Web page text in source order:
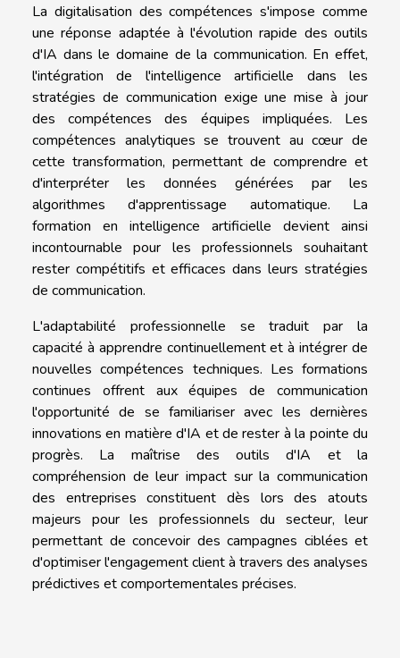
La digitalisation des compétences s'impose comme
une réponse adaptée à l'évolution rapide des outils
d'IA dans le domaine de la communication. En effet,
l'intégration de l'intelligence artificielle dans les
stratégies de communication exige une mise à jour
des compétences des équipes impliquées. Les
compétences analytiques se trouvent au cœur de
cette transformation, permettant de comprendre et
d'interpréter les données générées par les
algorithmes d'apprentissage automatique. La
formation en intelligence artificielle devient ainsi
incontournable pour les professionnels souhaitant
rester compétitifs et efficaces dans leurs stratégies
de communication.
L'adaptabilité professionnelle se traduit par la
capacité à apprendre continuellement et à intégrer de
nouvelles compétences techniques. Les formations
continues offrent aux équipes de communication
l'opportunité de se familiariser avec les dernières
innovations en matière d'IA et de rester à la pointe du
progrès. La maîtrise des outils d'IA et la
compréhension de leur impact sur la communication
des entreprises constituent dès lors des atouts
majeurs pour les professionnels du secteur, leur
permettant de concevoir des campagnes ciblées et
d'optimiser l'engagement client à travers des analyses
prédictives et comportementales précises.